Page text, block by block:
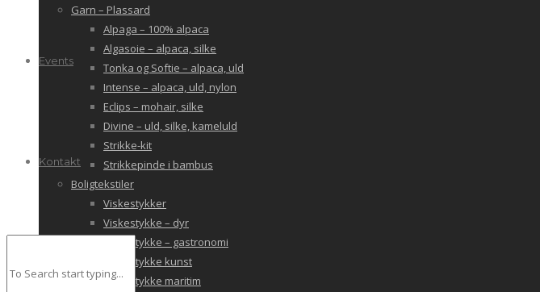
Garn – Plassard
Alpaga – 100% alpaca
Algasoie – alpaca, silke
Tonka og Softie – alpaca, uld
Intense – alpaca, uld, nylon
Eclips – mohair, silke
Divine – uld, silke, kameluld
Strikke-kit
Strikkepinde i bambus
Boligtekstiler
Viskestykker
Viskestykke – dyr
Viskestykke – gastronomi
Viskestykke kunst
Viskestykke maritim
Events
Kontakt